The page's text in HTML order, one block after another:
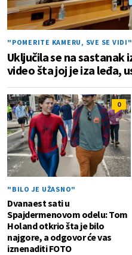
"POMERITE KAMERU, SVE SE VIDI"
Uključila se na sastanak
video šta joj je iza leđa,
0
"BILO JE UŽASNO"
Dvanaest sati u
Spajdermenovom odelu: Tom
Holand otkrio šta je bilo
najgore, a odgovor će vas
iznenaditi FOTO